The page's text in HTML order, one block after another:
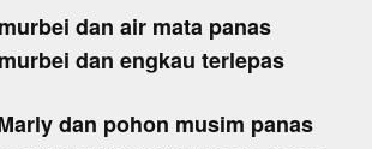
dan air mata panas
dan engkau terlepas
dan pohon musim panas